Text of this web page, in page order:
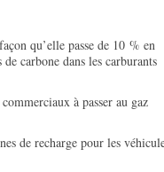
qu’elle passe de 10 % en
carbone dans les carburants
à passer au gaz
de recharge pour les